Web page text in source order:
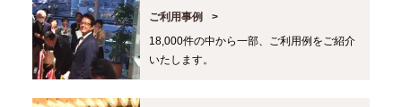
ご利用事例
18,000件の中から一部、ご利用例をご紹介
いたします。